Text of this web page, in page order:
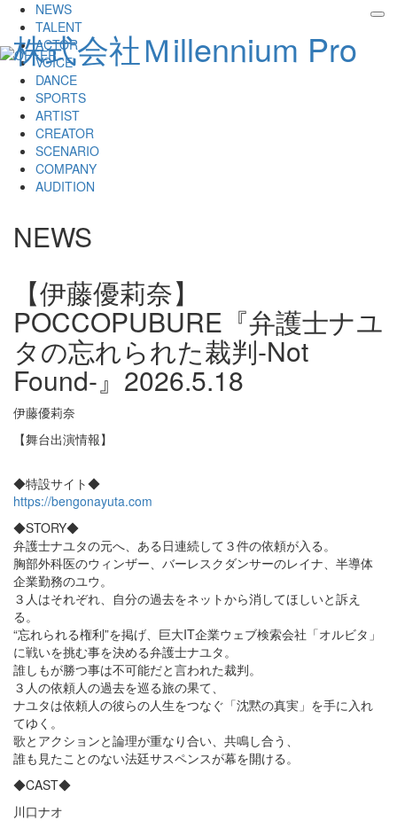
株式会社Ｍillennium Pro
NEWS
TALENT
ACTOR
VOICE
DANCE
SPORTS
ARTIST
CREATOR
SCENARIO
COMPANY
AUDITION
NEWS
【伊藤優莉奈】
POCCOPUBURE『弁護士ナユ
タの忘れられた裁判-Not
Found-』 2026.5.18
伊藤優莉奈
【舞台出演情報】
◆特設サイト◆
https://bengonayuta.com
◆STORY◆
弁護士ナユタの元へ、ある日連続して３件の依頼が入る。
胸部外科医のウィンザー、バーレスクダンサーのレイナ、半導体
企業勤務のユウ。
３人はそれぞれ、自分の過去をネットから消してほしいと訴え
る。
“忘れられる権利”を掲げ、巨大IT企業ウェブ検索会社「オルビタ」
に戦いを挑む事を決める弁護士ナユタ。
誰しもが勝つ事は不可能だと言われた裁判。
３人の依頼人の過去を巡る旅の果て、
ナユタは依頼人の彼らの人生をつなぐ「沈黙の真実」を手に入れ
てゆく。
歌とアクションと論理が重なり合い、共鳴し合う、
誰も見たことのない法廷サスペンスが幕を開ける。
◆CAST◆
川口ナオ